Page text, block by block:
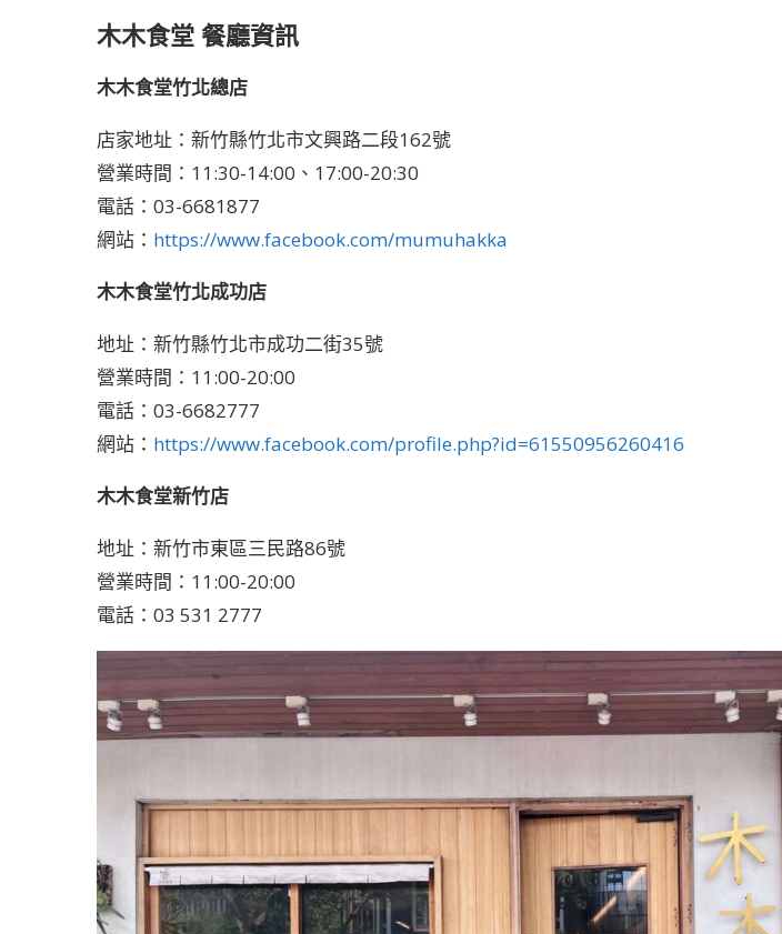
木木食堂 餐廳資訊
木木食堂竹北總店
店家地址：新竹縣竹北市文興路二段162號
營業時間：11:30-14:00、17:00-20:30
電話：03-6681877
網站： https://www.facebook.com/mumuhakka
木木食堂竹北成功店
地址：新竹縣竹北市成功二街35號
營業時間：11:00-20:00
電話：03-6682777
網站： https://www.facebook.com/profile.php?id=61550956260416
木木食堂新竹店
地址：新竹市東區三民路86號
營業時間：11:00-20:00
電話：03 531 2777